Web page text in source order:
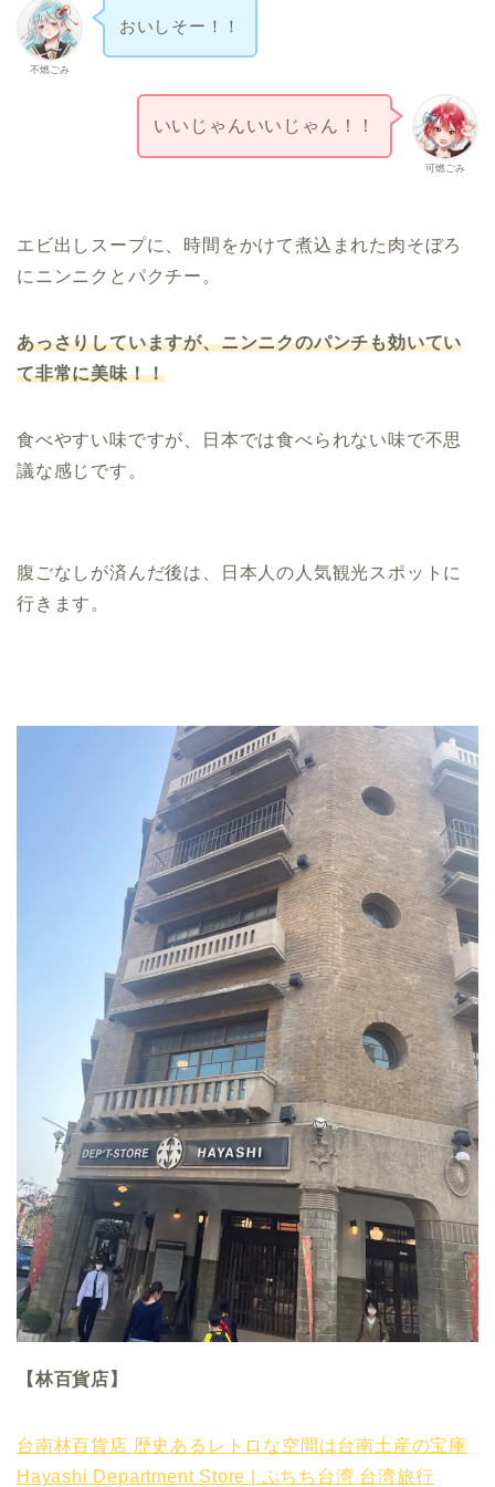
不燃ごみ
おいしそー！！
可燃ごみ
いいじゃんいいじゃん！！
エビ出しスープに、時間をかけて煮込まれた肉そぼろ
にニンニクとパクチー。
あっさりしていますが、ニンニクのパンチも効いてい
て非常に美味！！
食べやすい味ですが、日本では食べられない味で不思
議な感じです。
腹ごなしが済んだ後は、日本人の人気観光スポットに
行きます。
【林百貨店】
台南林百貨店 歴史あるレトロな空間は台南土産の宝庫
Hayashi Department Store | ぷちち台湾 台湾旅行